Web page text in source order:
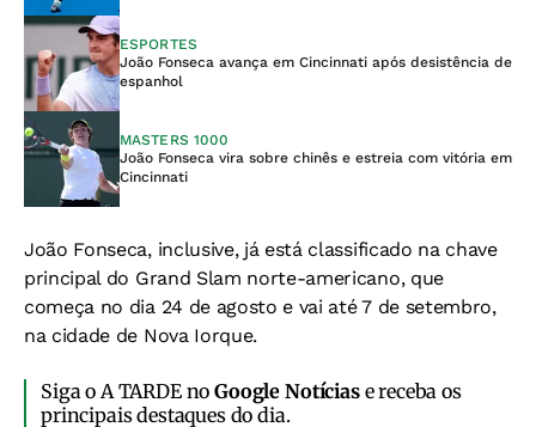
ESPORTES
João Fonseca avança em Cincinnati após desistência de
espanhol
MASTERS 1000
João Fonseca vira sobre chinês e estreia com vitória em
Cincinnati
João Fonseca, inclusive, já está classificado na chave
principal do Grand Slam norte-americano, que
começa no dia 24 de agosto e vai até 7 de setembro,
na cidade de Nova Iorque.
Siga o A TARDE noGoogle Notíciase receba os
principais destaques do dia.